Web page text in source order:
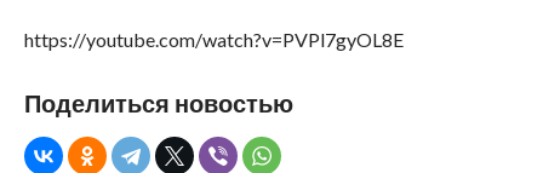
https://youtube.com/watch?v=PVPl7gyOL8E
Поделиться новостью